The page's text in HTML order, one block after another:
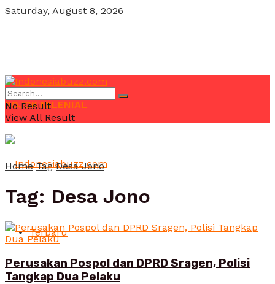
Saturday, August 8, 2026
POJOK MILENIAL
Terbaru
No Result
View All Result
Home Tag Desa Jono
Tag: Desa Jono
Perusakan Pospol dan DPRD Sragen, Polisi
Tangkap Dua Pelaku